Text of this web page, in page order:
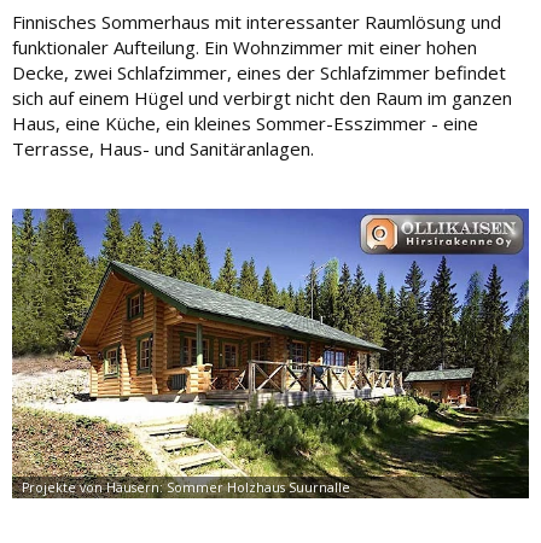
Finnisches Sommerhaus mit interessanter Raumlösung und
funktionaler Aufteilung. Ein Wohnzimmer mit einer hohen
Decke, zwei Schlafzimmer, eines der Schlafzimmer befindet
sich auf einem Hügel und verbirgt nicht den Raum im ganzen
Haus, eine Küche, ein kleines Sommer-Esszimmer - eine
Terrasse, Haus- und Sanitäranlagen.